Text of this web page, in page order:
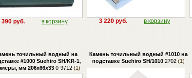
390 руб. в корзину 3 220 руб. в корзину
точильный водный на
#1000 Suehiro SH/KR-1,
мм 206х66х330-9712(1)
Камень точильный водный #1010 на
подставке Suehiro SH/1010 2702 (1)